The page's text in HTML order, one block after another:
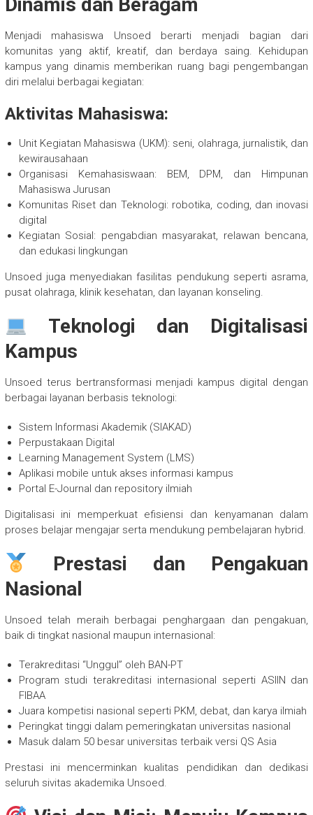
Dinamis dan Beragam
Menjadi mahasiswa Unsoed berarti menjadi bagian dari
komunitas yang aktif, kreatif, dan berdaya saing. Kehidupan
kampus yang dinamis memberikan ruang bagi pengembangan
diri melalui berbagai kegiatan:
Aktivitas Mahasiswa:
Unit Kegiatan Mahasiswa (UKM): seni, olahraga, jurnalistik, dan
kewirausahaan
Organisasi Kemahasiswaan: BEM, DPM, dan Himpunan
Mahasiswa Jurusan
Komunitas Riset dan Teknologi: robotika, coding, dan inovasi
digital
Kegiatan Sosial: pengabdian masyarakat, relawan bencana,
dan edukasi lingkungan
Unsoed juga menyediakan fasilitas pendukung seperti asrama,
pusat olahraga, klinik kesehatan, dan layanan konseling.
Teknologi dan Digitalisasi
Kampus
Unsoed terus bertransformasi menjadi kampus digital dengan
berbagai layanan berbasis teknologi:
Sistem Informasi Akademik (SIAKAD)
Perpustakaan Digital
Learning Management System (LMS)
Aplikasi mobile untuk akses informasi kampus
Portal E-Journal dan repository ilmiah
Digitalisasi ini memperkuat efisiensi dan kenyamanan dalam
proses belajar mengajar serta mendukung pembelajaran hybrid.
Prestasi dan Pengakuan
Nasional
Unsoed telah meraih berbagai penghargaan dan pengakuan,
baik di tingkat nasional maupun internasional:
Terakreditasi “Unggul” oleh BAN-PT
Program studi terakreditasi internasional seperti ASIIN dan
FIBAA
Juara kompetisi nasional seperti PKM, debat, dan karya ilmiah
Peringkat tinggi dalam pemeringkatan universitas nasional
Masuk dalam 50 besar universitas terbaik versi QS Asia
Prestasi ini mencerminkan kualitas pendidikan dan dedikasi
seluruh sivitas akademika Unsoed.